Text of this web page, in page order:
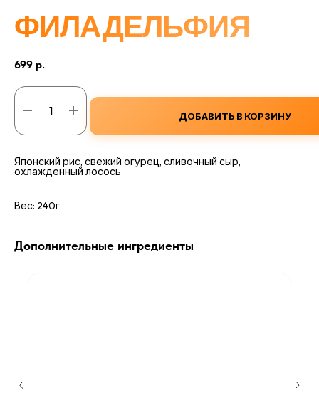
ФИЛАДЕЛЬФИЯ
699 р.
ДОБАВИТЬ В КОРЗИНУ
Японский рис, свежий огурец, сливочный сыр,
охлажденный лосось
Вес: 240г
Дополнительные ингредиенты